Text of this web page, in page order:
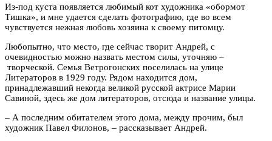
Из-под куста появляется любимый кот художника «обормот
Тишка», и мне удается сделать фотографию, где во всем
чувствуется нежная любовь хозяина к своему питомцу.
Любопытно, что место, где сейчас творит Андрей, с
очевидностью можно назвать местом силы, уточняю –
творческой. Семья Ветрогонских поселилась на улице
Литераторов в 1929 году. Рядом находится дом,
принадлежавший некогда великой русской актрисе Марии
Савиной, здесь же дом литераторов, отсюда и название улицы.
– А последним обитателем этого дома, между прочим, был
художник Павел Филонов, – рассказывает Андрей.